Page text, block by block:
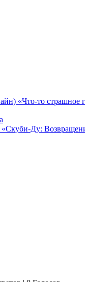
«Что-то страшное
«Скуби-Ду: